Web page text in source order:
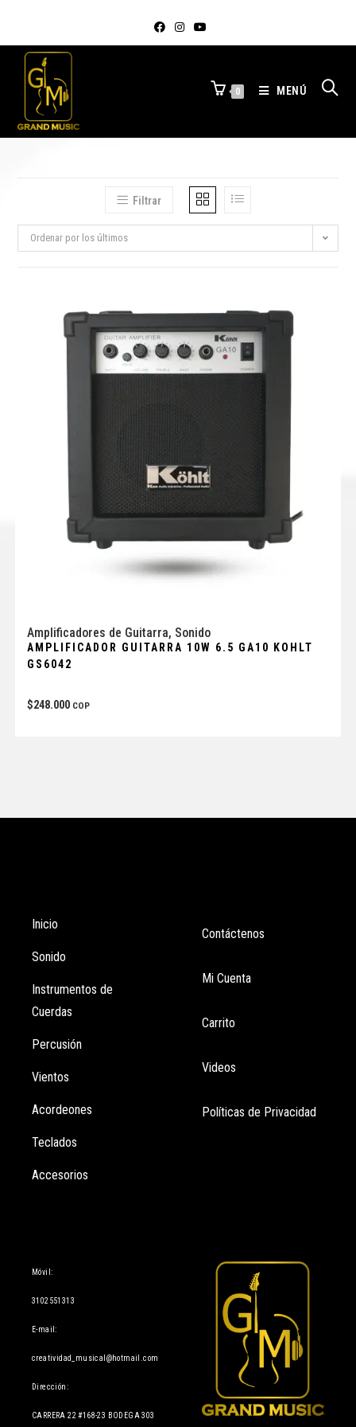
0 MENÚ
Filtrar
Ordenar por los últimos
Amplificadores de Guitarra, Sonido
AMPLIFICADOR GUITARRA 10W 6.5 GA10 KOHLT
GS6042
$248.000 COP
Inicio
Sonido
Instrumentos de
Cuerdas
Percusión
Vientos
Acordeones
Teclados
Accesorios
Contáctenos
Mi Cuenta
Carrito
Videos
Políticas de Privacidad
Móvil:
3102551313
E-mail:
creatividad_musical@hotmail.com
Dirección:
CARRERA 22 #168-23 BODEGA 303